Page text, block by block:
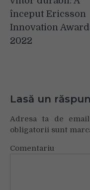
articole
început Ericsson
Innovation
2022
Lasă un
Adresa ta de
obligatorii sunt
Comentariu